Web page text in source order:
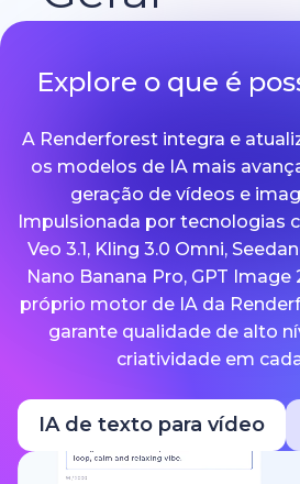
Explore o que é
A Renderforest integra e
os modelos de IA mais
geração de vídeos e
Impulsionada por tecnologias
Veo 3.1, Kling 3.0 Omni,
Nano Banana Pro, GPT Image
próprio motor de IA da
garante qualidade de alto
criatividade em
IA de texto para vídeo